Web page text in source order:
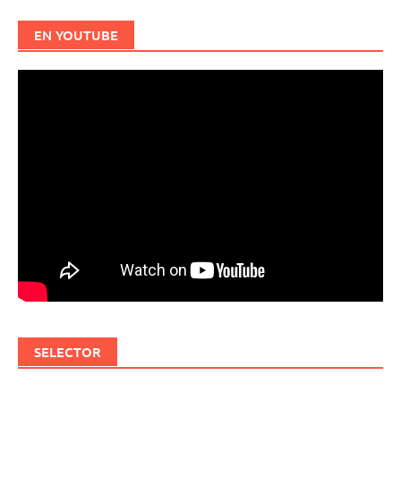
EN YOUTUBE
SELECTOR